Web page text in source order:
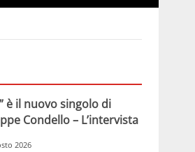
è il nuovo singolo di
Condello – L’intervista
2026